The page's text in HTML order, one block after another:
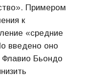
Примером
к
«средние
введено оно
Флавио Бьондо